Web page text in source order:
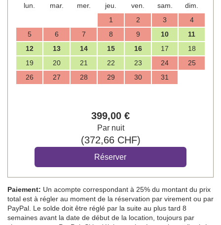
lun.
mar. mer. jeu. ven. sam.
dim.
1
2 3
4
5
6 7 8 9 10
11
12
13 14 15 16 17
18
19
20 21 22 23 24
25
26
27 28 29 30 31
399,00 €
Par nuit
(372,66CHF)
Paiement: Un acompte correspondant à 25% du montant du prix
total est à régler au moment de la réservation par virement ou par
PayPal. Le solde doit être réglé par la suite au plus tard 8
semaines avant la date de début de la location, toujours par